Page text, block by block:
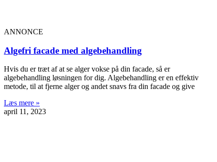
ANNONCE
Algefri facade med algebehandling
Hvis du er træt af at se alger vokse på din facade, så er
algebehandling løsningen for dig. Algebehandling er en effektiv
metode, til at fjerne alger og andet snavs fra din facade og give
Læs mere »
april 11, 2023